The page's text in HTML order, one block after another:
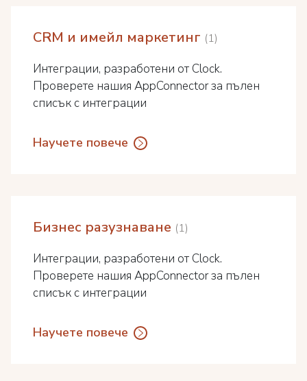
CRM и имейл маркетинг 1
Интеграции, разработени от Clock.
Проверете нашия AppConnector за пълен
списък с интеграции
Научете повече
Бизнес разузнаване 1
Интеграции, разработени от Clock.
Проверете нашия AppConnector за пълен
списък с интеграции
Научете повече